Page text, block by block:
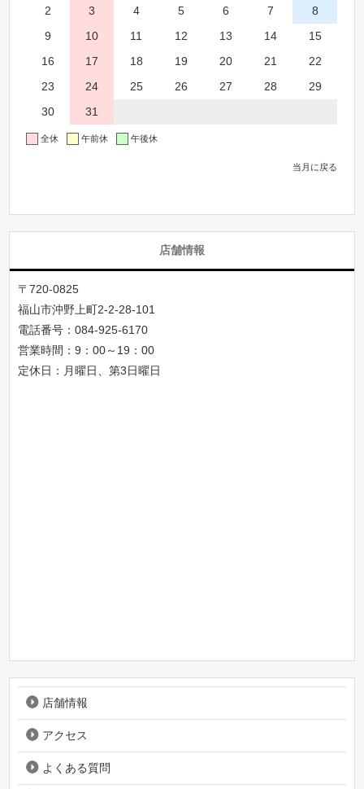
2 3 4 5 6 7
8
9
10 11 12 13 14
15
16
17 18 19 20 21
22
23
24 25 26 27 28
29
30
31
全休 午前休 午後休
当月に戻る
店舗情報
〒720-0825
福山市沖野上町2-2-28-101
電話番号：084-925-6170
営業時間：9：00～19：00
定休日：月曜日、第3日曜日
店舗情報
アクセス
よくある質問